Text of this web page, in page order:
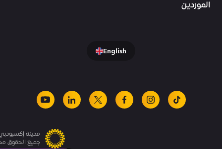
الموردين
English
tiktok
instagram
facebook
x
linkedin
youtube
مدينة
جميع الحقوق